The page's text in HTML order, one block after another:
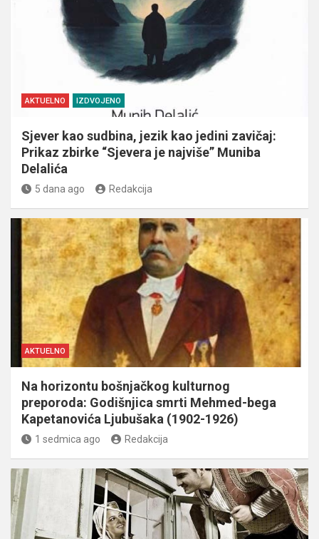
AKTUELNO IZDVOJENO
Sjever kao sudbina, jezik kao jedini zavičaj:
Prikaz zbirke “Sjevera je najviše” Muniba
Delalića
5 dana ago Redakcija
AKTUELNO
Na horizontu bošnjačkog kulturnog
preporoda: Godišnjica smrti Mehmed-bega
Kapetanovića Ljubušaka (1902-1926)
1 sedmica ago Redakcija